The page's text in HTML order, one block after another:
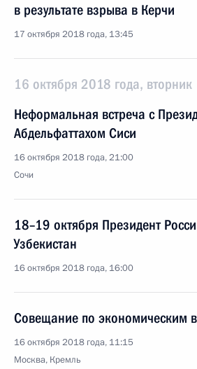
в результате взрыва в Керчи
17 октября 2018 года, 13:45
16 октября 2018 года, вторник
Неформальная встреча с
Абдельфаттахом Сиси
16 октября 2018 года, 21:00
Сочи
18–19 октября Президент
Узбекистан
16 октября 2018 года, 16:00
Совещание по экономическим
16 октября 2018 года, 11:15
Москва, Кремль